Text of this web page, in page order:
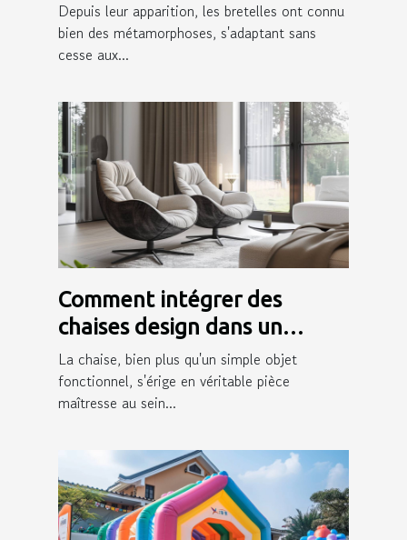
moderne
Depuis leur apparition, les bretelles ont connu
bien des métamorphoses, s'adaptant sans
cesse aux...
Comment intégrer des
chaises design dans un
intérieur moderne
La chaise, bien plus qu'un simple objet
fonctionnel, s'érige en véritable pièce
maîtresse au sein...